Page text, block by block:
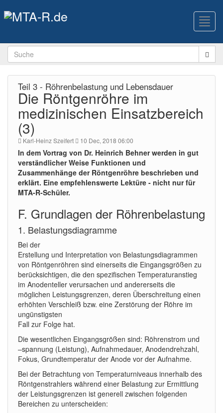
Teil 3 - Röhrenbelastung und Lebensdauer
Die Röntgenröhre im
medizinischen Einsatzbereich
(3)
Karl-Heinz Szeifert 10 Dec, 2018 06:00
In dem Vortrag von Dr. Heinrich Behner werden in gut
verständlicher Weise Funktionen und
Zusammenhänge der Röntgenröhre beschrieben und
erklärt. Eine empfehlenswerte Lektüre - nicht nur für
MTA-R-Schüler.
F. Grundlagen der Röhrenbelastung
1. Belastungsdiagramme
Bei der
Erstellung und Interpretation von Belastungsdiagrammen
von Röntgenröhren sind einerseits die Eingangsgrößen zu
berücksichtigen, die den spezifischen Temperaturanstieg
im Anodenteller verursachen und andererseits die
möglichen Leistungsgrenzen, deren Überschreitung einen
erhöhten Verschleiß bzw. eine Zerstörung der Röhre im
ungünstigsten
Fall zur Folge hat.
Die wesentlichen Eingangsgrößen sind: Röhrenstrom und
–spannung (Leistung), Aufnahmedauer, Anodendrehzahl,
Fokus, Grundtemperatur der Anode vor der Aufnahme.
Bei der Betrachtung von Temperaturniveaus innerhalb des
Röntgenstrahlers während einer Belastung zur Ermittlung
der Leistungsgrenzen ist generell zwischen folgenden
Bereichen zu unterscheiden: